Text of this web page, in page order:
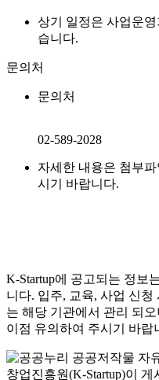
상기 일정은 사업운
습니다.
문의처
문의처
02-589-2028
자세한 내용은 첨부
시기 바랍니다.
K-Startup에 공고되는 정보
니다. 입주, 교육, 사업 신
는 해당 기관에서 관리 되오
이점 유의하여 주시기 바랍
창업진흥원(K-Startup)이